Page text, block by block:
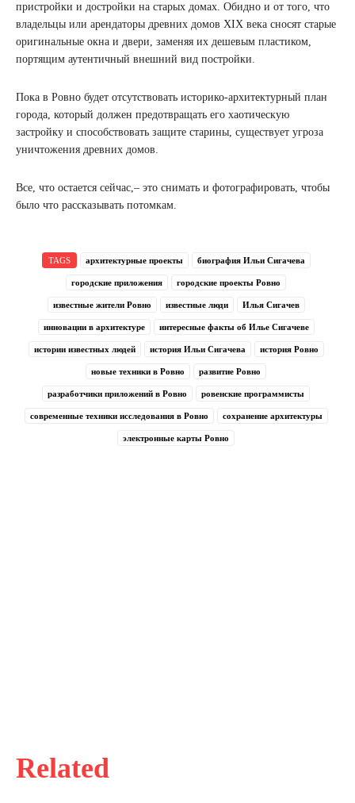
Related
пристройки и достройки на старых домах. Обидно и от того, что
владельцы или арендаторы древних домов XIX века сносят старые
оригинальные окна и двери, заменяя их дешевым пластиком,
портящим аутентичный внешний вид постройки.
Пока в Ровно будет отсутствовать историко-архитектурный план
города, который должен предотвращать его хаотическую
застройку и способствовать защите старины, существует угроза
уничтожения древних домов.
Все, что остается сейчас,– это снимать и фотографировать, чтобы
было что рассказывать потомкам.
TAGS архитектурные проекты биография Ильи Сигачева
городские приложения городские проекты Ровно
известные жители Ровно известные люди Илья Сигачев
инновации в архитектуре интересные факты об Илье Сигачеве
истории известных людей история Ильи Сигачева история Ровно
новые техники в Ровно развитие Ровно
разработчики приложений в Ровно ровенские программисты
современные техники исследования в Ровно сохранение архитектуры
электронные карты Ровно